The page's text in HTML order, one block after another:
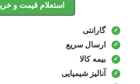
استعلام قیمت و
گارانتی
ارسال سریع
بیمه کالا
آنالیز شیمیایی